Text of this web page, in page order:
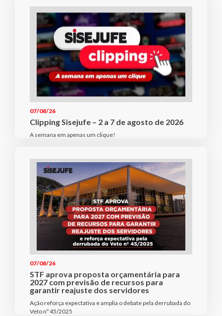
07/08/26
Clipping Sisejufe – 2 a 7 de agosto de 2026
A semana em apenas um clique!
07/08/26
STF aprova proposta orçamentária para
2027 com previsão de recursos para
garantir reajuste dos servidores
Ação reforça expectativa e amplia o debate pela derrubada do
Veto nº 45/2025